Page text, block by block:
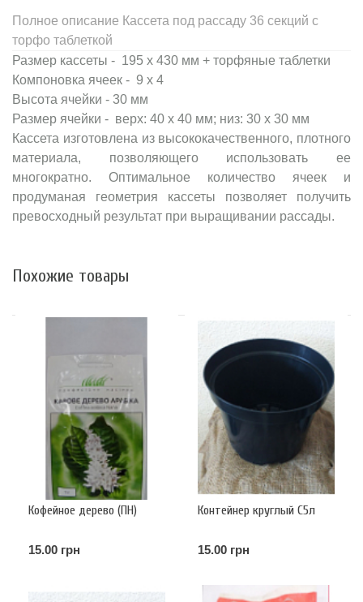
Полное описание Кассета под рассаду 36 секций с
торфо таблеткой
Размер кассеты - 195 х 430 мм + торфяные таблетки
Компоновка ячеек - 9 х 4
Высота ячейки - 30 мм
Размер ячейки - верх: 40 х 40 мм; низ: 30 х 30 мм
Кассета изготовлена из высококачественного, плотного
материала, позволяющего использовать ее
многократно. Оптимальное количество ячеек и
продуманая геометрия кассеты позволяет получить
превосходный результат при выращивании рассады.
Похожие товары
Кофейное дерево (ПН)
15.00 грн
Контейнер круглый С5л
15.00 грн